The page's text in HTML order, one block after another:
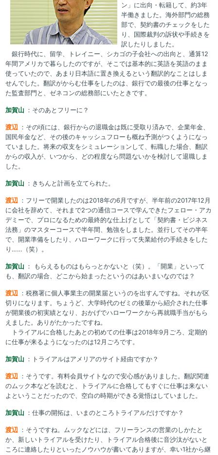
ン」に出向・転籍して、約3年
半働きました。海外部門の総務
部で、契約書のチェックをした
り、国際裁判の訴状や手続きを
訳したりしました。
銀行時代に、留学、トレイニー、シカゴの子会社への出向と、通算12
年間アメリカで暮らしたのですが、そこでは基本的に英語を英語のまま
使っていたので、あまり日本語に置き換えるという翻訳的なことはしま
せんでした。翻訳がからむ仕事をしたのは、銀行での最後の仕事となっ
た監査部門と、ゼネコンの総務部にいたときです。
加賀山 ：そのあとフリーに？
渡辺 ：その頃には、銀行からの退職金は既に受取り済みで、企業年金、
国民年金など、その後のキャッシュフローも概ね予測がつくようになっ
ていました。将来の収支をシミュレーションして、転職した場合、翻訳
からの収入が、いつから、どの程度なら問題ないかを検討して退職しま
した。
加賀山 ：きちんと計画を立てられた。
渡辺 ：フリーで開業したのは2018年の6月ですが、半年前の2017年12月
に会社を辞めて、それまで2つの通信コースで学んできたフェロー・アカ
デミーで、プロになるための最終的な仕上げとして「契約書・ビジネス
法務」のマスターコースで半年間、勉強をしました。並行してその半年
で、開業準備をしたり、ハローワークに行って失業給付の手続きをした
り……（笑）。
加賀山 ： もらえるものはもらっとかないと（笑）。「開業」といって
も、翻訳の場合、どこから始まったというのはあいまいなのでは？
渡辺 ：税務署に個人事業主の開業届というのを出すんですね。それが区
切りになります。ちょうど、大学時代のゼミの後輩から紹介された仕事
が開業後の初実績となり、おかげでハローワークから再就職手当がもら
えました。ありがたかったですね。
トライアルに合格したあとの初めての仕事は2018年9月ごろ、定期的
に仕事が来るようになったのは12月ごろです。
加賀山 ：トライアルはアメリアのサイト経由ですか？
渡辺 ：そうです。有料会員サイトなので安心感がありました。翻訳関連
のムック本などを読むと、トライアルに合格してもすぐに仕事は来ない
よということだったので、空白の時期ができる覚悟はしていました。
加賀山 ：仕事の開拓は、いまのところトライアルだけですか？
渡辺 ：そうですね。ムックなどには、フリーランスの営業のしかたと
か、新しいトライアルを受けたり、トライアル合格後に音沙汰がないと
ころに連絡したりといったノウハウが書いてありますが、幸い1社から継